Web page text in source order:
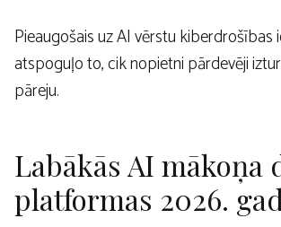
Pieaugošais uz AI vērstu kiberdrošības
atspoguļo to, cik nopietni pārdevēji
pāreju.
Labākās AI mākoņa
platformas 2026.